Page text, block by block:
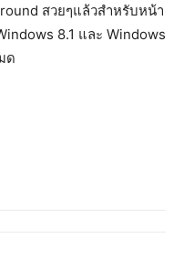
สวยๆแล้วสำหรับหน้า
8.1 และ Windows
ด